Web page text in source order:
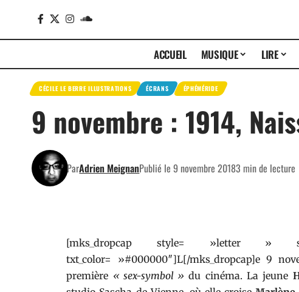
ACCUEIL MUSIQUE LIRE
CÉCILE LE BERRE ILLUSTRATIONS ÉCRANS ÉPHÉMÉRIDE
9 novembre : 1914,
ParAdrien MeignanPublié le 9 novembre 20183 min de lecture
[mks_dropcap style= »letter
txt_color= »#000000″]L[/mks_dropcap]e 9
première « sex-symbol » du cinéma. La jeune